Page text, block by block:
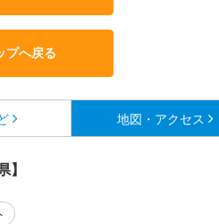
プへ戻る
地図・アクセス